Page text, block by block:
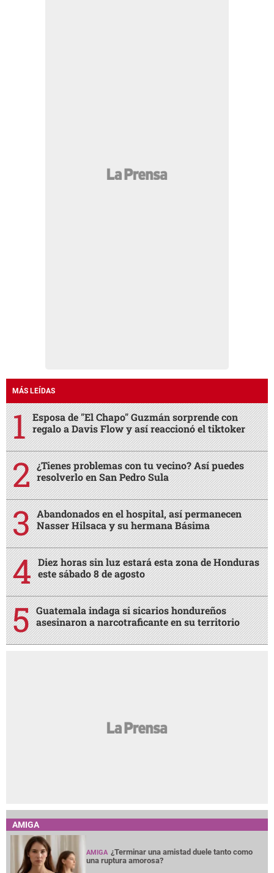
MÁS LEÍDAS
Esposa de "El Chapo" Guzmán sorprende con
regalo a Davis Flow y así reaccionó el tiktoker
¿Tienes problemas con tu vecino? Así puedes
resolverlo en San Pedro Sula
Abandonados en el hospital, así permanecen
Nasser Hilsaca y su hermana Básima
Diez horas sin luz estará esta zona de Honduras
este sábado 8 de agosto
Guatemala indaga si sicarios hondureños
asesinaron a narcotraficante en su territorio
AMIGA
AMIGA ¿Terminar una amistad duele tanto como
una ruptura amorosa?